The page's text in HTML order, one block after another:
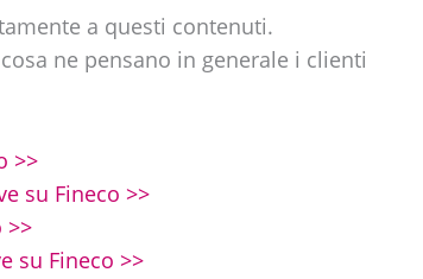
a questi contenuti.
ne pensano in generale i clienti
>>
su Fineco >>
>>
su Fineco >>